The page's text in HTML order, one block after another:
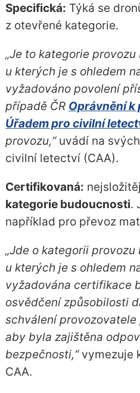
Specifická: Týká se
z otevřené kategorie.
„Je to kategorie
u kterých je s ohledem
vyžadováno povolení
případě ČR Oprávnění k
Úřadem pro civilní
provozu,“uvádí na
civilní letectví (CAA).
Certifikovaná:
kategorie budoucnosti.
například pro převoz
„Jde o kategorii
u kterých je s ohledem
vyžadována certifikace
osvědčení způsobilosti
schválení
aby byla zajištěna
bezpečnosti,“vymezuje
CAA.